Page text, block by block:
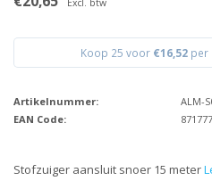
Excl. btw
Koop 25 voor €16,52 per
Artikelnummer:
ALM-
EAN Code:
Stofzuiger aansluit snoer 15 meter